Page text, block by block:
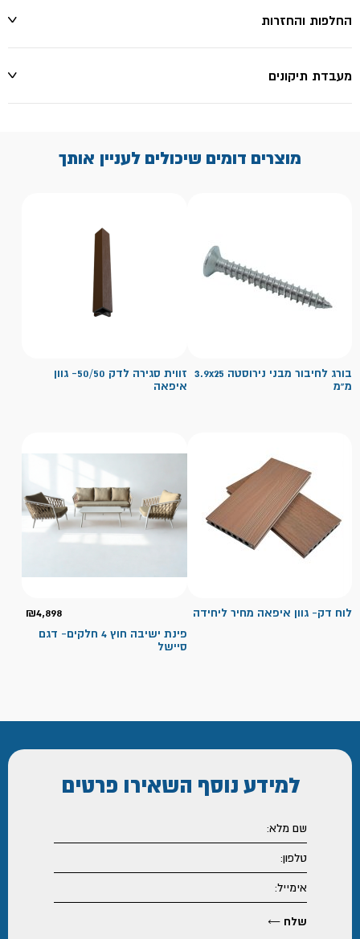
החלפות והחזרות
מעבדת תיקונים
מוצרים דומים שיכולים לעניין אותך
בורג לחיבור מבני נירוסטה 3.9x25
מ"מ
זווית סגירה לדק 50/50- גוון
איפאה
לוח דק- גוון איפאה מחיר ליחידה ₪4,898
פינת ישיבה חוץ 4 חלקים- דגם
סיישל
למידע נוסף השאירו פרטים